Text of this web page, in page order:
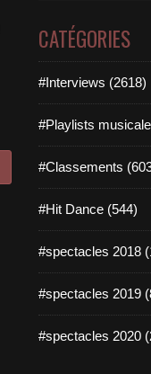
CATÉGORIES
#Interviews (2618)
#Playlists
#Classements
#Hit Dance (544)
#spectacles 2018
#spectacles 2019
#spectacles 2020